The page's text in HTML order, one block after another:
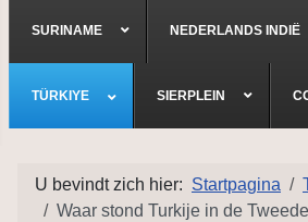
SURINAME NEDERLANDS INDIË
TÜRKIYE SIERPLEIN
U bevindt zich hier: Startpagina
Waar stond Turkije in de Tweede